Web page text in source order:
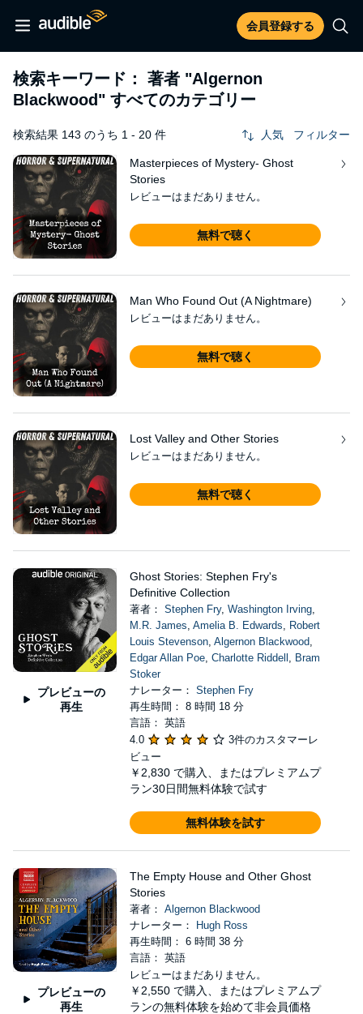
会員登録する
検索キーワード： 著者 "Algernon
Blackwood" すべてのカテゴリー
検索結果 143 のうち 1 - 20 件 人気 フィルター
Masterpieces of Mystery- Ghost
Stories
レビューはまだありません。
無料で聴く
Man Who Found Out (A Nightmare)
レビューはまだありません。
無料で聴く
Lost Valley and Other Stories
レビューはまだありません。
無料で聴く
プレビューの
再生
Ghost Stories: Stephen Fry's
Definitive Collection
著者： Stephen Fry, Washington Irving,
M.R. James Amelia B. Edwards
Robert
Louis Stevenson, Algernon Blackwood
Edgar Allan Poe, Charlotte Riddell
Bram
Stoker
ナレーター： Stephen Fry
再生時間： 8 時間 18 分
言語： 英語
4.0
3件のカスタマーレ
ビュー
￥2,830 で購入、またはプレミアムプ
ラン30日間無料体験で試す
無料体験を試す
プレビューの
再生
The Empty House and Other Ghost
Stories
著者： Algernon Blackwood
ナレーター：
Hugh Ross
再生時間： 6 時間 38 分
言語： 英語
レビューはまだありません。
￥2,550 で購入、またはプレミアムプ
ランの無料体験を始めて非会員価格